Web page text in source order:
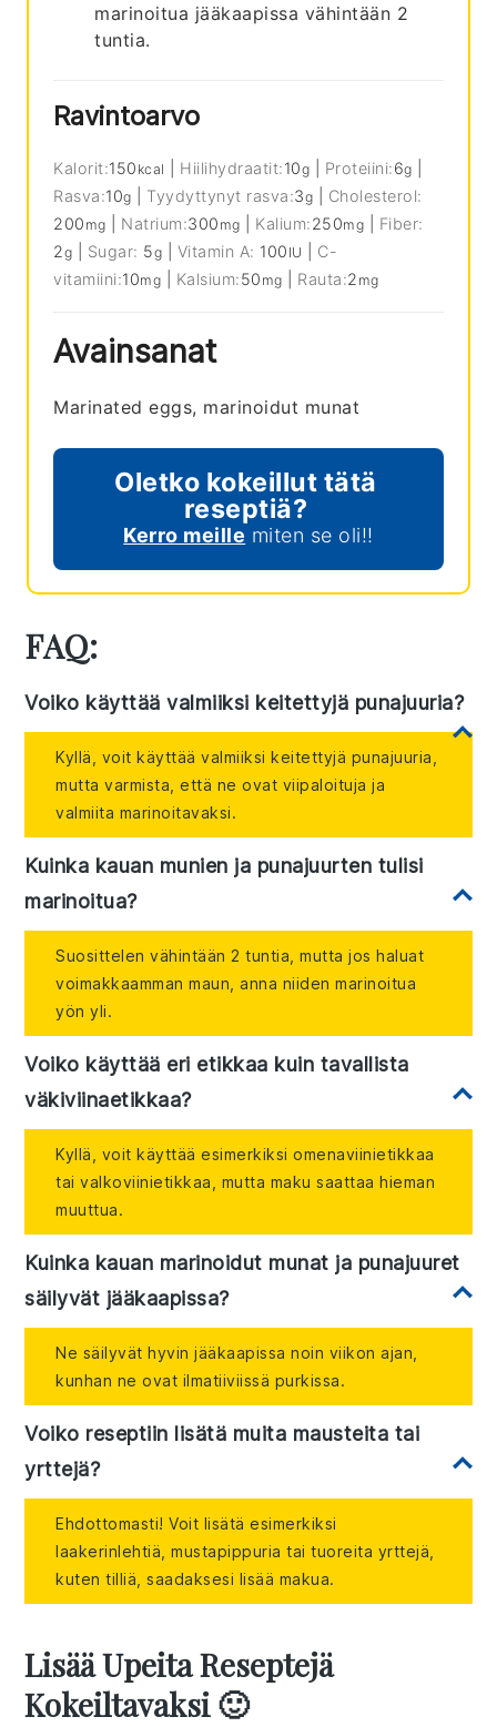
marinoitua jääkaapissa vähintään 2
tuntia.
Ravintoarvo
Kalorit:150 kcal Hiilihydraatit:10g Proteiini:6g
Rasva:10g Tyydyttynyt rasva:3g
Cholesterol:
200 mg Natrium:300 mg Kalium:250mg
Fiber:
2g Sugar: 5g Vitamin A: 100 IU
C-
vitamiini:10mg Kalsium:50 mg Rauta:2 mg
Avainsanat
Marinated eggs, marinoidut munat
Oletko kokeillut tätä
reseptiä?
Kerro meille miten se oli!!
FAQ:
Voiko käyttää valmiiksi keitettyjä punajuuria?
Kyllä, voit käyttää valmiiksi keitettyjä punajuuria,
mutta varmista, että ne ovat viipaloituja ja
valmiita marinoitavaksi.
Kuinka kauan munien ja punajuurten tulisi
marinoitua?
Suosittelen vähintään 2 tuntia, mutta jos haluat
voimakkaamman maun, anna niiden marinoitua
yön yli.
Voiko käyttää eri etikkaa kuin tavallista
väkiviinaetikkaa?
Kyllä, voit käyttää esimerkiksi omenaviinietikkaa
tai valkoviinietikkaa, mutta maku saattaa hieman
muuttua.
Kuinka kauan marinoidut munat ja punajuuret
säilyvät jääkaapissa?
Ne säilyvät hyvin jääkaapissa noin viikon ajan,
kunhan ne ovat ilmatiiviissä purkissa.
Voiko reseptiin lisätä muita mausteita tai
yrttejä?
Ehdottomasti! Voit lisätä esimerkiksi
laakerinlehtiä, mustapippuria tai tuoreita yrttejä,
kuten tilliä, saadaksesi lisää makua.
Lisää Upeita Reseptejä
Kokeiltavaksi 🙂